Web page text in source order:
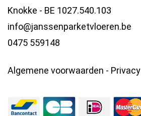
Knokke - BE 1027.540.103
info@janssenparketvloeren.be
0475 559148
Algemene voorwaarden - Privacy